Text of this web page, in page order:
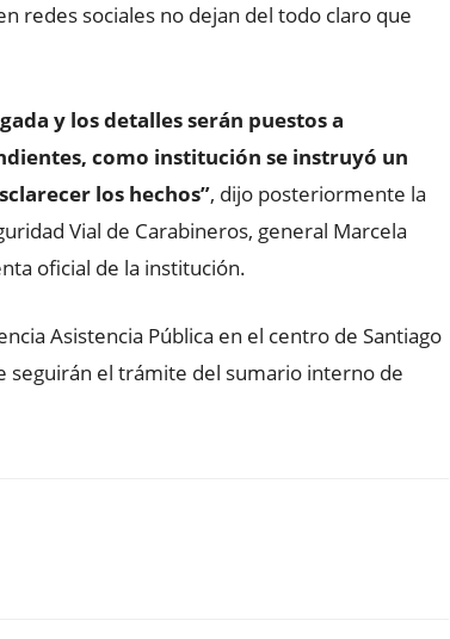
redes sociales no dejan del todo claro que
y los detalles serán puestos a
como institución se instruyó un
los hechos”, dijo posteriormente la
Vial de Carabineros, general Marcela
oficial de la institución.
Asistencia Pública en el centro de Santiago
el trámite del sumario interno de